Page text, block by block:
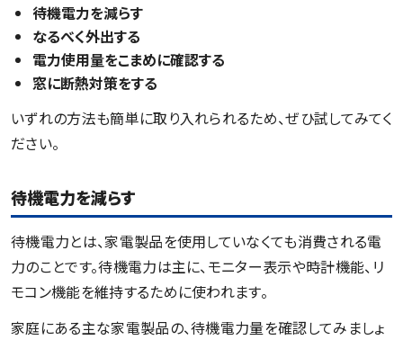
待機電力を減らす
なるべく外出する
電力使用量をこまめに確認する
窓に断熱対策をする
いずれの方法も簡単に取り入れられるため、ぜひ試してみてく
ださい。
待機電力を減らす
待機電力とは、家電製品を使用していなくても消費される電
力のことです。待機電力は主に、モニター表示や時計機能、リ
モコン機能を維持するために使われます。
家庭にある主な家電製品の、待機電力量を確認してみましょ